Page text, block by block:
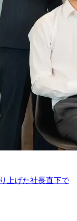
上げた社長直下で